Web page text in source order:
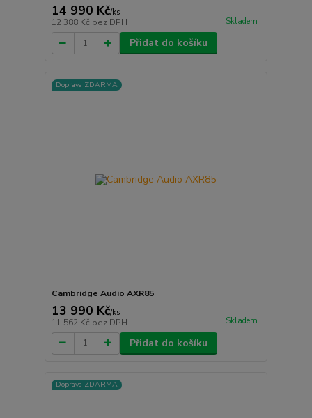
14 990 Kč/ks
12 388 Kč bez DPH Skladem
Přidat do košíku
Doprava ZDARMA
Cambridge Audio AXR85
13 990 Kč/ks
11 562 Kč bez DPH Skladem
Přidat do košíku
Doprava ZDARMA